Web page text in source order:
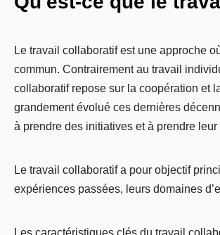
Le travail collaboratif est une approche
commun. Contrairement au travail
collaboratif repose sur la coopération et
grandement évolué ces dernières
à prendre des initiatives et à prendre
Le travail collaboratif a pour objectif
expériences passées, leurs domaines
Les caractéristiques clés du travail